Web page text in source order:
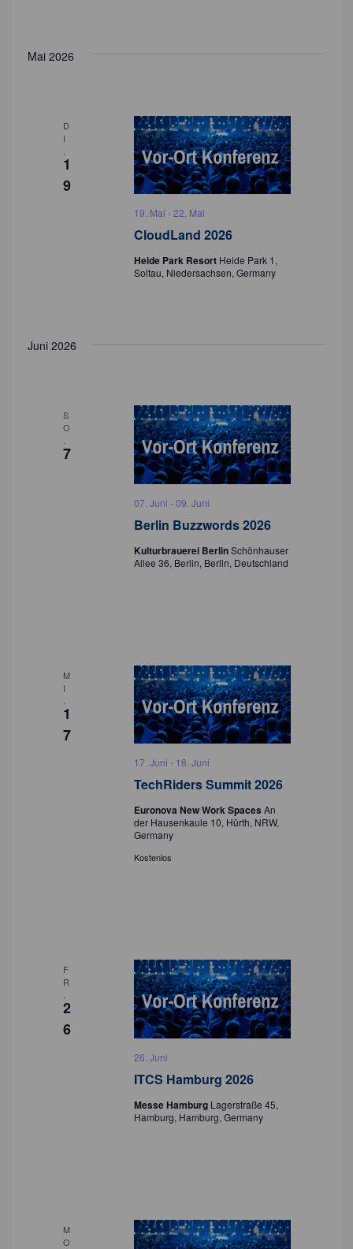
Mai 2026
D
I
1
9
CloudLand 2026
19. Mai -22. Mai
Heide Park Resort Heide Park 1,
Soltau, Niedersachsen, Germany
Juni 2026
S
O
7
Berlin Buzzwords 2026
07. Juni -09. Juni
Kulturbrauerei BerlinSchönhauser
Allee 36, Berlin, Berlin, Deutschland
M
I
1
7
TechRiders Summit 2026
17. Juni - 18. Juni
Euronova New Work Spaces An
der Hausenkaule 10, Hürth, NRW,
Germany
Kostenlos
F
R
2
6
ITCS Hamburg 2026
26. Juni
Messe Hamburg Lagerstraße 45,
Hamburg, Hamburg, Germany
M
O